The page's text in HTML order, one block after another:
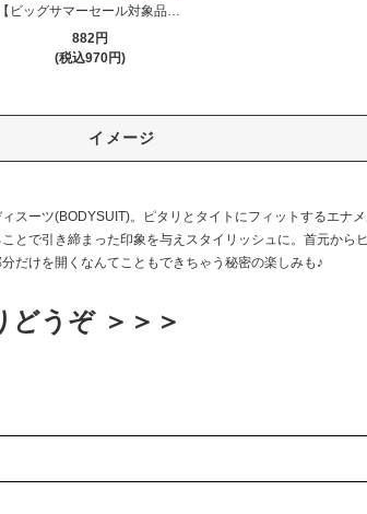
【ビッグサマーセール対象品】トップス(TOPS) 127
882円
(税込970円)
イメージ
スーツ(BODYSUIT)。ピタリとタイトにフィットするエナ
とで引き締まった印象を与えスタイリッシュに。首元から
だけを開くなんてこともできちゃう秘密の楽しみも♪
うぞ ＞＞＞